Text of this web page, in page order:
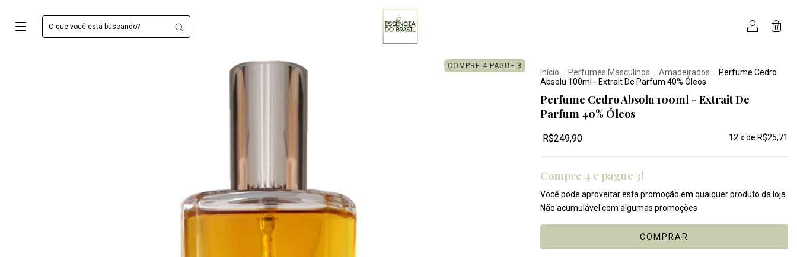
0
COMPRE 4 PAGUE 3
Início Perfumes Masculinos Amadeirados
Perfume Cedro
Absolu 100ml - Extrait De Parfum 40% Óleos
Perfume Cedro Absolu 100ml - Extrait De
Parfum 40% Óleos
R$249,90 12 x de R$25,71
Compre 4 e pague 3!
Você pode aproveitar esta promoção em qualquer produto da loja.
Não acumulável com algumas promoções